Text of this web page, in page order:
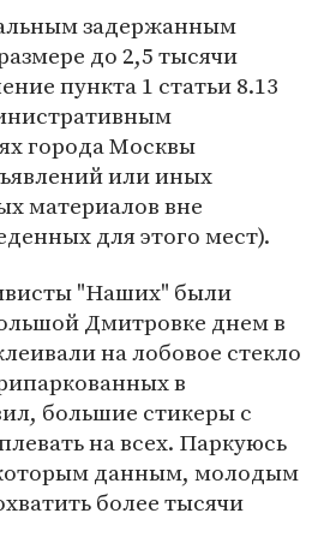
задержанным
до 2,5 тысячи
пункта 1 статьи 8.13
города Москвы
или иных
материалов вне
для этого мест).
"Наших" были
Дмитровке днем в
на лобовое стекло
в
большие стикеры с
на всех. Паркуюсь
данным, молодым
более тысячи